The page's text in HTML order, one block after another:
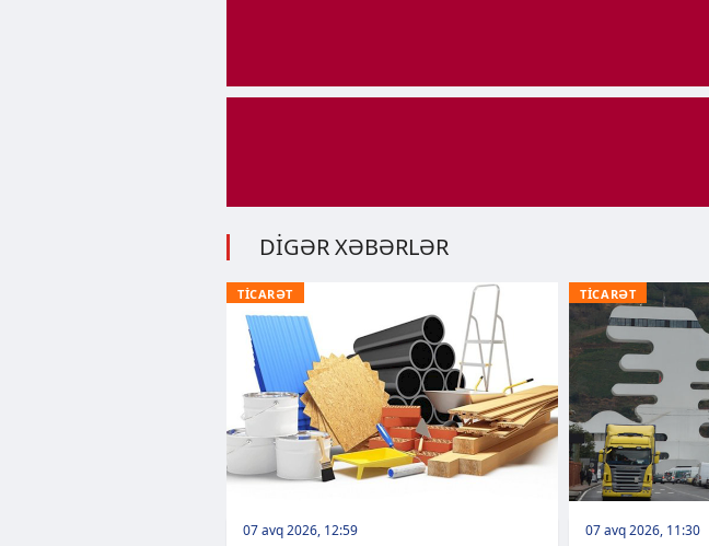
DİGƏR XƏBƏRLƏR
TİCARƏT
07 avq 2026, 12:59
TİCARƏT
07 avq 2026, 11:30